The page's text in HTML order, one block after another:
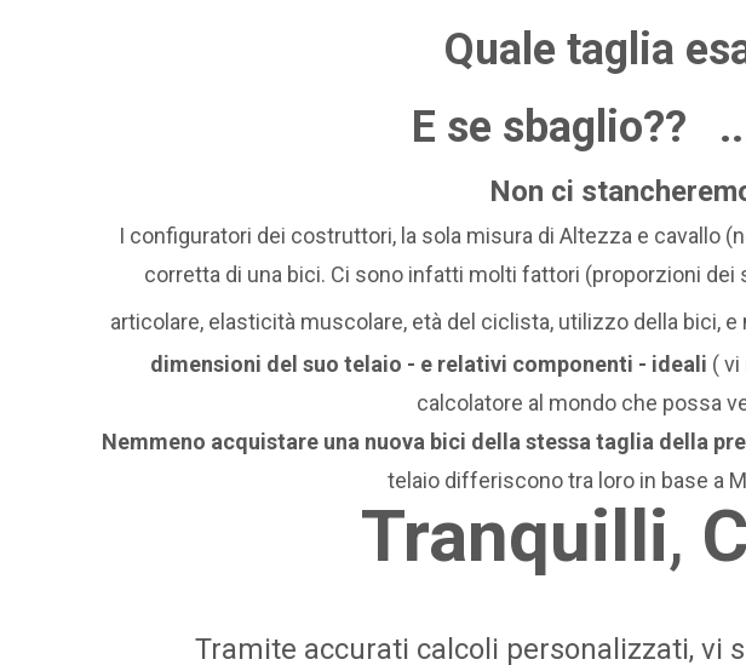
Quale taglia
E se sbaglio??
Non ci
I configuratori dei costruttori, la sola misura di Altezza e cavallo
corretta di una bici. Ci sono infatti molti fattori (proporzioni dei
articolare, elasticità muscolare, età del ciclista, utilizzo della bici, e
dimensioni del suo telaio - e relativi componenti - ideali (vi
calcolatore al mondo che possa
Nemmeno acquistare una nuova bici della stessa taglia della
telaio differiscono tra loro in base a
Tranquilli,
Tramite accurati calcoli personalizzati, vi